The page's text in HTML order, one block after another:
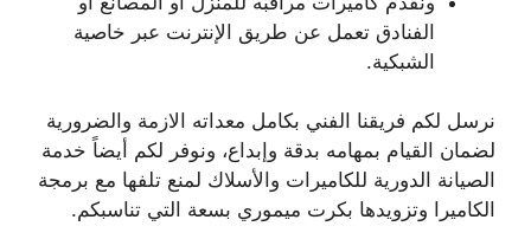
الفنادق تعمل عن طريق الإنترنت عبر خاصية
الشبكية.
نرسل لكم فريقنا الفني بكامل معداته الازمة والضرورية
لضمان القيام بمهامه بدقة وإبداع، ونوفر لكم أيضاً خدمة
الصيانة الدورية للكاميرات والأسلاك لمنع تلفها مع برمجة
الكاميرا وتزويدها بكرت ميموري بسعة التي تناسبكم.